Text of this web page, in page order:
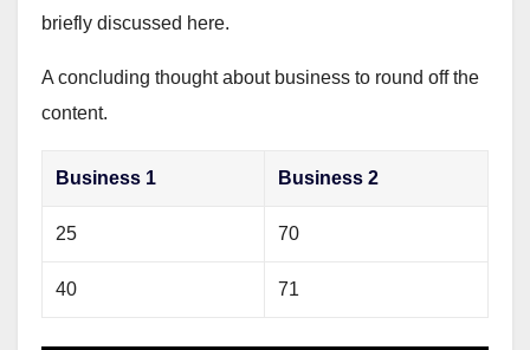
briefly discussed here.
A concluding thought about business to round off the
content.
Business 1 Business 2
25 70
40 71